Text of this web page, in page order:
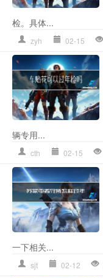
检。具体...
zyh 02-15
辆专用...
cth 02-15
一下相关...
sjt 02-12